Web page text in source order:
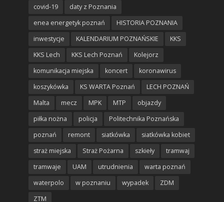
covid-19
daty z Poznania
enea energetyk poznań
HISTORIA POZNANIA
inwestycje
KALENDARIUM POZNAŃSKIE
KKS
KKS Lech
KKS Lech Poznań
Kolejorz
komunikacja miejska
koncert
koronawirus
koszykówka
KS WARTA Poznań
LECH POZNAŃ
Malta
mecz MPK MTP
objazdy
piłka nożna
policja
Politechnika Poznańska
poznań
remont siatkówka
siatkówka kobiet
straż miejska
Straż Pożarna szkieły
tramwaj
tramwaje
UAM utrudnienia
warta poznań
waterpolo
w poznaniu wypadek
ZDM
ZTM